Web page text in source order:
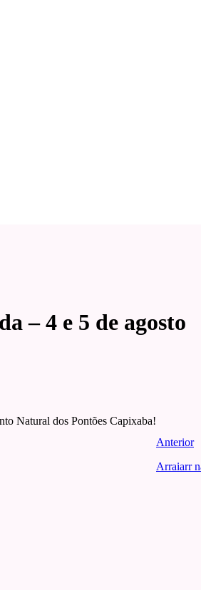
– 4 e 5 de agosto
Natural dos Pontões Capixaba!
Anterior
Arraiarr